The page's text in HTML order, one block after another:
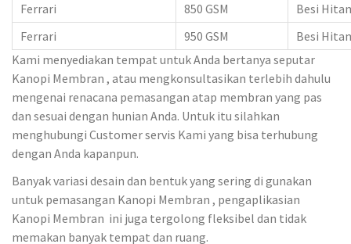
Ferrari
850 GSM
Besi
Ferrari
950 GSM
Besi
Kami menyediakan tempat untuk Anda bertanya seputar
Kanopi Membran , atau mengkonsultasikan terlebih dahulu
mengenai renacana pemasangan atap membran yang pas
dan sesuai dengan hunian Anda. Untuk itu silahkan
menghubungi Customer servis Kami yang bisa terhubung
dengan Anda kapanpun.
Banyak variasi desain dan bentuk yang sering di gunakan
untuk pemasangan Kanopi Membran , pengaplikasian
Kanopi Membran ini juga tergolong fleksibel dan tidak
memakan banyak tempat dan ruang.